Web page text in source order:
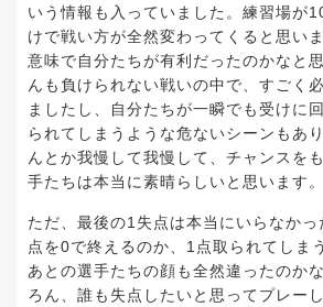
いう情報も入っていました。練習場が
けで戦い方が全然変わってくると思い
意味で自分たちが有利だったのかなと
んも負けられない戦いの中で、すごく
ましたし、自分たちが一瞬でも受けに
られてしまうような危ないシーンもあ
んとか我慢して我慢して、チャンスを
手たちは本当に素晴らしいと思います。
ただ、最後の1失点は本当にいらなかっ
点を0で終えるのか、1点取られてしま
あとの選手たちの顔も全然違ったのか
ろん、誰も失点したいと思ってプレー